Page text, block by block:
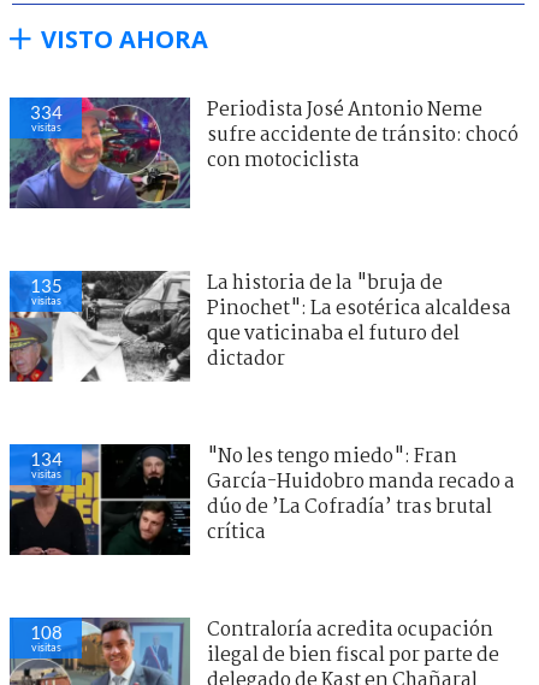
VISTO AHORA
334
visitas
Periodista José Antonio Neme
sufre accidente de tránsito: chocó
con motociclista
135
visitas
La historia de la "bruja de
Pinochet": La esotérica alcaldesa
que vaticinaba el futuro del
dictador
134
visitas
"No les tengo miedo": Fran
García-Huidobro manda recado a
dúo de ’La Cofradía’ tras brutal
crítica
108
visitas
Contraloría acredita ocupación
ilegal de bien fiscal por parte de